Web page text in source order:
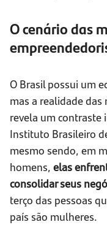
O cenário das
O Brasil possui um
mas a realidade
revela um
Instituto Brasileiro
mesmo sendo, em
homens, elas
consolidar seus
terço das pessoas
país são mulheres.